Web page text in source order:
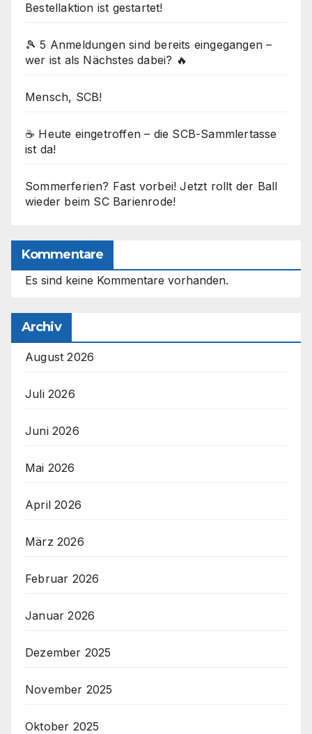
Bestellaktion ist gestartet!
🎾 5 Anmeldungen sind bereits eingegangen –
wer ist als Nächstes dabei? 🔥
Mensch, SCB!
☕ Heute eingetroffen – die SCB-Sammlertasse
ist da!
Sommerferien? Fast vorbei! Jetzt rollt der Ball
wieder beim SC Barienrode!
Kommentare
Es sind keine Kommentare vorhanden.
Archiv
August 2026
Juli 2026
Juni 2026
Mai 2026
April 2026
März 2026
Februar 2026
Januar 2026
Dezember 2025
November 2025
Oktober 2025